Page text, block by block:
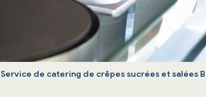
Service de catering de crêpes sucrées et salées